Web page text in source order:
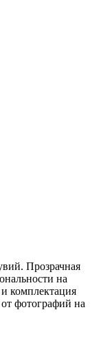
Прозрачная
на
комплектация
от фотографий на